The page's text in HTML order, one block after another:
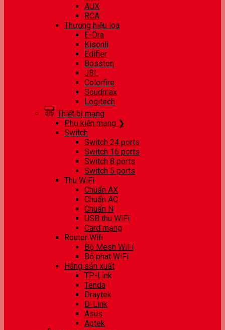
AUX
RCA
Thương hiệu loa
E-Dra
Kisonli
Edifier
Bosston
JBL
Colorfire
Soudmax
Logitech
Thiết bị mạng
Phụ kiện mạng ❯
Switch
Switch 24 ports
Switch 16 ports
Switch 8 ports
Switch 5 ports
Thu WiFi
Chuẩn AX
Chuẩn AC
Chuẩn N
USB thu WiFi
Card mạng
Router Wifi
Bộ Mesh WiFi
Bộ phát WiFi
Hãng sản xuất
TP-Link
Tenda
Draytek
D-Link
Asus
Aptek